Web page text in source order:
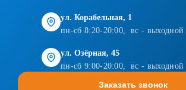
ул. Корабельная, 1
пн-сб 8:20-20:00, вс - выходной
ул. Озёрная, 45
пн-сб 9:00-20:00, вс - выходной
Заказать звонок